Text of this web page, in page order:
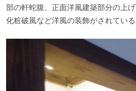
部の軒蛇腹、正面洋風建築部分の上
化粧破風など洋風の装飾がされている